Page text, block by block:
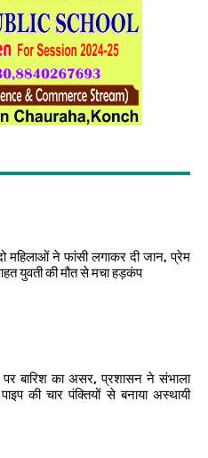
महिलाओं ने फांसी लगाकर दी जान, प्रेम
युवती की मौत से मचा हड़कंप
पर बारिश का असर, प्रशासन ने संभाला
पाइप की चार पंक्तियों से बनाया अस्थायी